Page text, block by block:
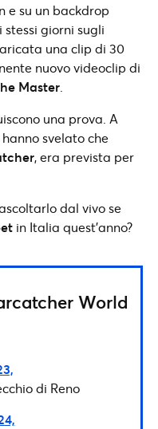
e su un backdrop
giorni sugli
una clip di 30
nuovo videoclip di
Master
una prova. A
hanno svelato che
, era prevista per
dal vivo se
in Italia quest’anno?
World
di Reno